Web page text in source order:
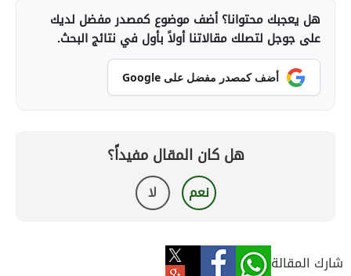
هل يعجبك محتوانا؟ أضف موضوع كمصدر مفضل لديك
على جوجل لتصلك مقالاتنا أولاً بأول في نتائج البحث.
أضف كمصدر مفضل على Google
هل كان المقال مفيداً؟
نعم لا
شارك المقالة